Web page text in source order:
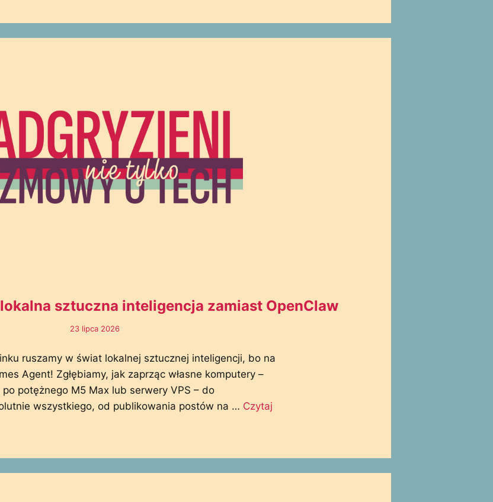
sztuczna inteligencja zamiast OpenClaw
23 lipca 2026
ruszamy w świat lokalnej sztucznej inteligencji, bo na
Agent! Zgłębiamy, jak zaprząc własne komputery –
po potężnego M5 Max lub serwery VPS – do
wszystkiego, od publikowania postów na … Czytaj